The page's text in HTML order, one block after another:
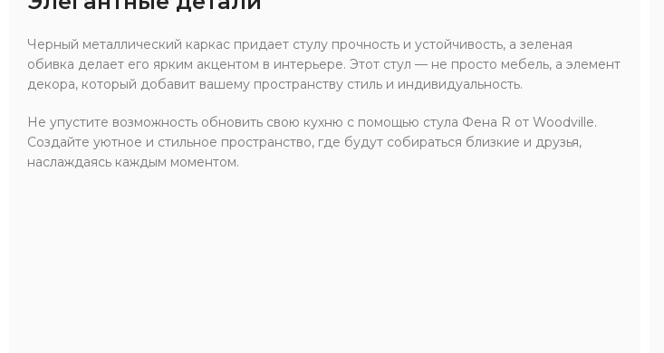
Черный металлический каркас придает стулу прочность и устойчивость, а зеленая
обивка делает его ярким акцентом в интерьере. Этот стул — не просто мебель, а элемент
декора, который добавит вашему пространству стиль и индивидуальность.
Не упустите возможность обновить свою кухню с помощью стула Фена R от Woodville.
Создайте уютное и стильное пространство, где будут собираться близкие и друзья,
наслаждаясь каждым моментом.